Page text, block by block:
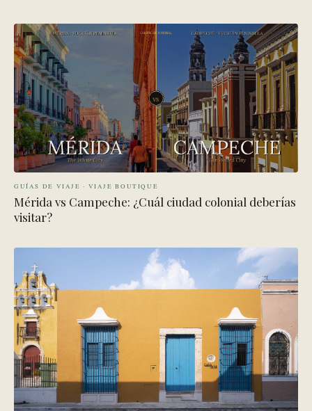
GUÍAS DE VIAJE · VIAJE BOUTIQUE
Mérida vs Campeche: ¿Cuál ciudad colonial deberías
visitar?